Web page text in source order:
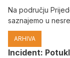
Na području
saznajemo u
ARHIVA
Incident: